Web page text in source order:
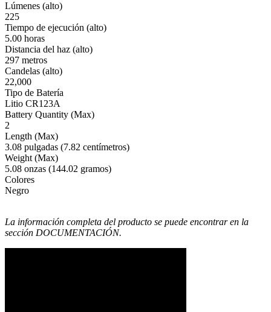
Lúmenes (alto)
225
Tiempo de ejecución (alto)
5.00 horas
Distancia del haz (alto)
297 metros
Candelas (alto)
22,000
Tipo de Batería
Litio CR123A
Battery Quantity (Max)
2
Length (Max)
3.08 pulgadas (7.82 centímetros)
Weight (Max)
5.08 onzas (144.02 gramos)
Colores
Negro
La información completa del producto se puede encontrar en la
sección DOCUMENTACIÓN.